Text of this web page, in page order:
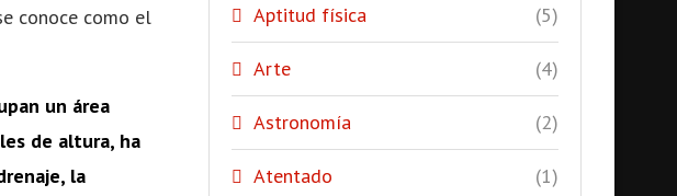
conoce como el
un área
de altura, ha
la
Aptitud física (5)
Arte (4)
Astronomía (2)
Atentado (1)